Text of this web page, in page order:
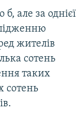
але за однієї
жителів
сотень
таких
сотень